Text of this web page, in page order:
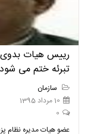
تبرئه ختم می شود
سازمان
10 مرداد 1395
0